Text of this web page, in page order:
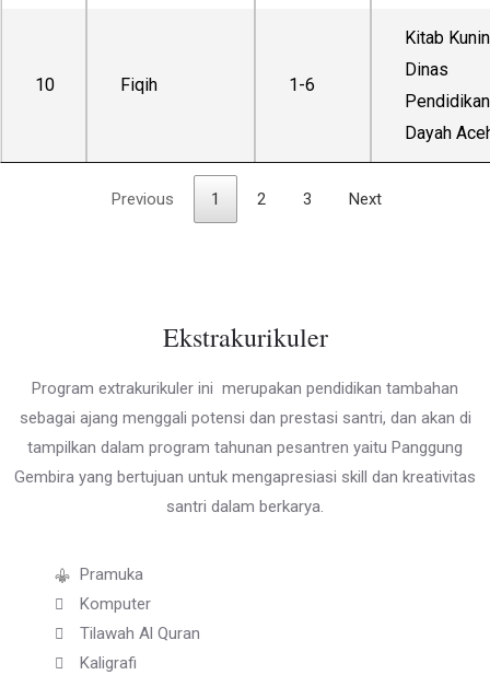
10 Fiqih 1-6
Kitab
Dinas
Pendidikan
Dayah
Previous 1 2 3 Next
Ekstrakurikuler
Program extrakurikuler ini merupakan pendidikan tambahan
sebagai ajang menggali potensi dan prestasi santri, dan akan di
tampilkan dalam program tahunan pesantren yaitu Panggung
Gembira yang bertujuan untuk mengapresiasi skill dan kreativitas
santri dalam berkarya.
Pramuka
Komputer
Tilawah Al Quran
Kaligrafi